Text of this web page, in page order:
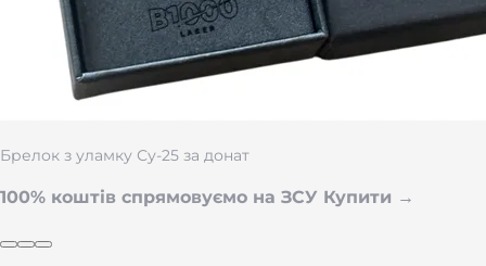
Брелок з уламку Су-25 за донат
100% коштів спрямовуємо на ЗСУ Купити →